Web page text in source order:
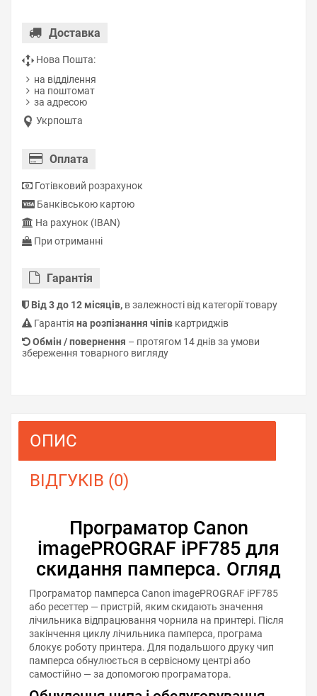
Доставка
Нова Пошта:
на відділення
на поштомат
за адресою
Укрпошта
Оплата
Готівковий розрахунок
Банківською картою
На рахунок (IBAN)
При отриманні
Гарантiя
Від 3 до 12 місяців, в залежності від категорії товару
Гарантія на розпізнання чіпів картриджів
Обмін / повернення – протягом 14 днів за умови
збереження товарного вигляду
ОПИС
ВІДГУКІВ (0)
Програматор Canon
imagePROGRAF iPF785 для
скидання памперса. Огляд
Програматор памперса Canon imagePROGRAF iPF785
або ресеттер — пристрій, яким скидають значення
лічильника відпрацювання чорнила на принтері. Після
закінчення циклу лічильника памперса, програма
блокує роботу принтера. Для подальшого друку чип
памперса обнулюється в сервісному центрі або
самостійно — за допомогою програматора.